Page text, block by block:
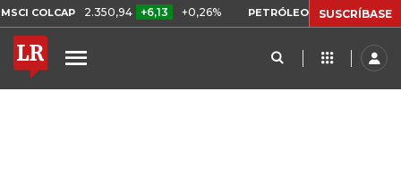
COLCAP 2.350,94 +6,13 +0,26% PETRÓLEO WTI US$ 78,01
SUSCRÍBASE